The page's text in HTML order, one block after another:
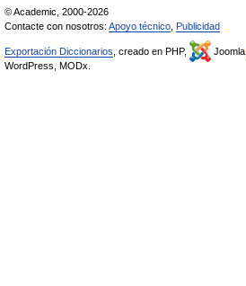
© Academic, 2000-2026
Contacte con nosotros: Apoyo técnico Publicidad
Exportación Diccionarios , creado en PHP, Joomla,
WordPress, MODx.